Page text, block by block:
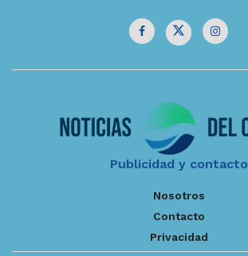
Publicidad y contacto
Nosotros
Contacto
Privacidad